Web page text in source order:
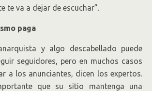
te va a dejar de escuchar”.
paga
y algo descabellado puede
seguidores, pero en muchos casos
a los anunciantes, dicen los expertos.
que su sitio mantenga una